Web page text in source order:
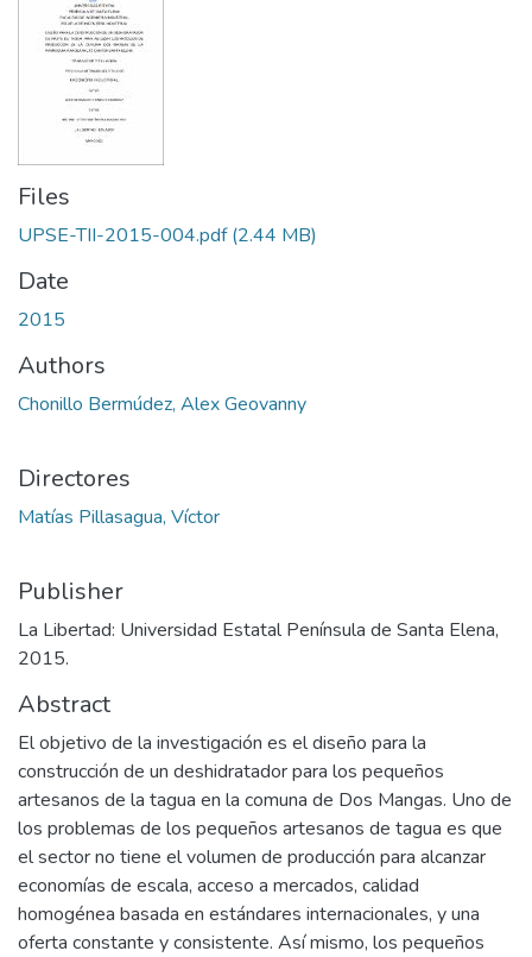
Files
UPSE-TII-2015-004.pdf(2.44 MB)
Date
2015
Authors
Chonillo Bermúdez, Alex Geovanny
Directores
Matías Pillasagua, Víctor
Publisher
La Libertad: Universidad Estatal Península de Santa Elena,
2015.
Abstract
El objetivo de la investigación es el diseño para la
construcción de un deshidratador para los pequeños
artesanos de la tagua en la comuna de Dos Mangas. Uno de
los problemas de los pequeños artesanos de tagua es que
el sector no tiene el volumen de producción para alcanzar
economías de escala, acceso a mercados, calidad
homogénea basada en estándares internacionales, y una
oferta constante y consistente. Así mismo, los pequeños